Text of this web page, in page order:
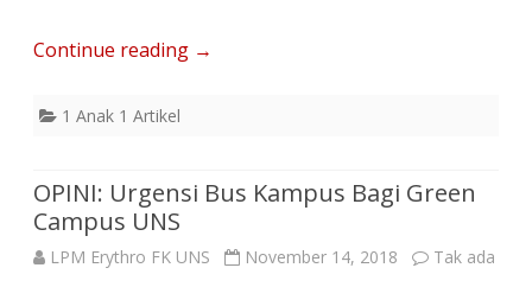
Continue reading →
1 Anak 1 Artikel
OPINI: Urgensi Bus Kampus Bagi Green
Campus UNS
LPM Erythro FK UNS November 14, 2018
Tak ada